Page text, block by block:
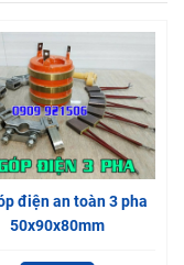
điện an toàn 3 pha
50x90x80mm